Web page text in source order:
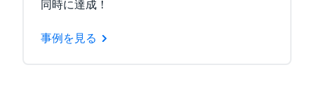
同時に達成！
事例を見る